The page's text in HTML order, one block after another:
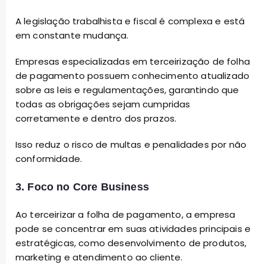
A legislação trabalhista e fiscal é complexa e está
em constante mudança.
Empresas especializadas em terceirização de folha
de pagamento possuem conhecimento atualizado
sobre as leis e regulamentações, garantindo que
todas as obrigações sejam cumpridas
corretamente e dentro dos prazos.
Isso reduz o risco de multas e penalidades por não
conformidade.
3. Foco no Core Business
Ao terceirizar a folha de pagamento, a empresa
pode se concentrar em suas atividades principais e
estratégicas, como desenvolvimento de produtos,
marketing e atendimento ao cliente.